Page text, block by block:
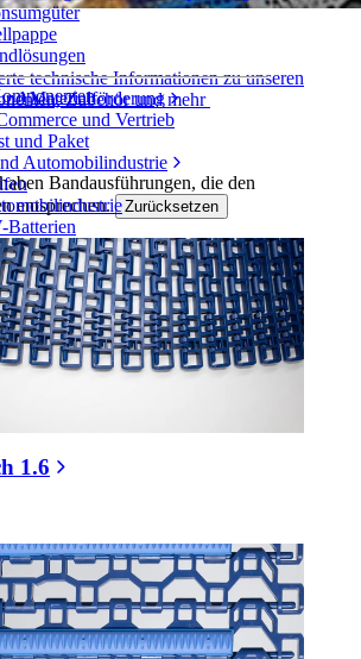
technische Informationen zu unseren
Zubehör und mehr
Materialförderung
und Vertrieb
und Paket
Automobilindustrie
Batterien
Bandausführungen, die den
entsprechen.
Zurücksetzen
1.6